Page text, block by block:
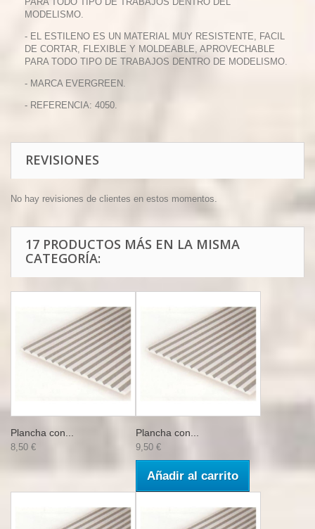
MODELISMO.
- EL ESTILENO ES UN MATERIAL MUY RESISTENTE, FACIL
DE CORTAR, FLEXIBLE Y MOLDEABLE, APROVECHABLE
PARA TODO TIPO DE TRABAJOS DENTRO DE MODELISMO.
- MARCA EVERGREEN.
- REFERENCIA: 4050.
REVISIONES
No hay revisiones de clientes en estos momentos.
17 PRODUCTOS MÁS EN LA MISMA
CATEGORÍA:
Plancha con...
8,50 €
Plancha con...
9,50 €
Añadir al carrito